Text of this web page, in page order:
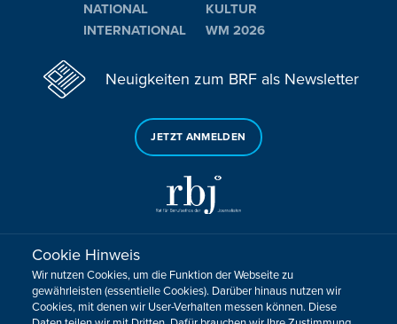
NATIONAL
INTERNATIONAL
KULTUR
WM 2026
Neuigkeiten zum BRF als Newsletter
JETZT ANMELDEN
Sie haben noch Fragen oder Anmerkungen?
KONTAKTIEREN SIE UNS!
Cookie Hinweis
Wir nutzen Cookies, um die Funktion der Webseite zu
gewährleisten (essentielle Cookies). Darüber hinaus nutzen wir
Cookies, mit denen wir User-Verhalten messen können. Diese